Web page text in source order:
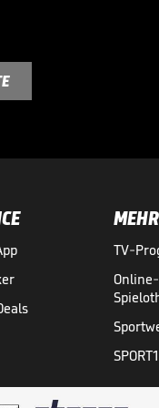
MEHR
TV-